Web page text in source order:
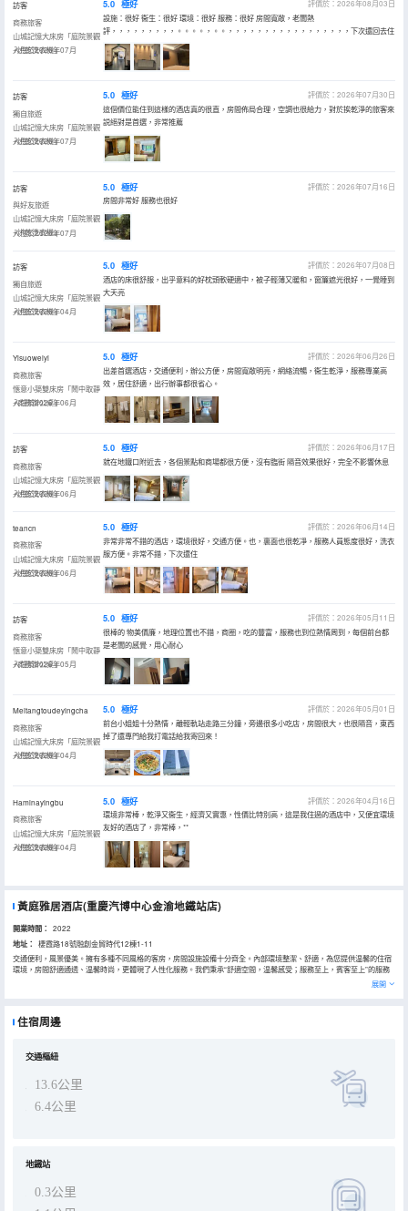
訪客
商務旅客
山城記憶大床房「庭院景觀
+烘乾洗衣機」
入住於2026年07月
5.0 極好
評價於：2026年08月03日
設施：很好 衞生：很好 環境：很好 服務：很好 房間寬敞，老闆熱
評，，，，，，，，，。。。。，。。，，，，，，，，，，，，，，，，，下次還回去住
訪客
獨自旅遊
山城記憶大床房「庭院景觀
+烘乾洗衣機」
入住於2026年07月
5.0 極好
評價於：2026年07月30日
這個價位能住到這樣的酒店真的很直，房間佈局合理，空調也很給力，對於挨乾淨的旅客來
説絕對是首選，非常推薦
訪客
與好友旅遊
山城記憶大床房「庭院景觀
+烘乾洗衣機」
入住於2026年07月
5.0 極好
評價於：2026年07月16日
房間非常好 服務也很好
訪客
獨自旅遊
山城記憶大床房「庭院景觀
+烘乾洗衣機」
入住於2026年04月
5.0 極好
評價於：2026年07月08日
酒店的床很舒服，出乎意料的好枕頭軟硬適中，被子輕薄又暖和，窗簾遮光很好，一覺睡到
大天亮
Yisuoweiyi
商務旅客
愜意小築雙床房「鬧中取靜
+商務辦公桌」
入住於2026年06月
5.0 極好
評價於：2026年06月26日
出差首選酒店，交通便利，辦公方便，房間寬敞明亮，網絡流暢，衞生乾淨，服務專業高
效，居住舒適，出行辦事都很省心。
訪客
商務旅客
山城記憶大床房「庭院景觀
+烘乾洗衣機」
入住於2026年06月
5.0 極好
評價於：2026年06月17日
就在地鐵口附近去，各個景點和商場都很方便，沒有臨街 隔音效果很好，完全不影響休息
teancn
商務旅客
山城記憶大床房「庭院景觀
+烘乾洗衣機」
入住於2026年06月
5.0 極好
評價於：2026年06月14日
非常非常不錯的酒店，環境很好，交通方便。也，裏面也很乾凈，服務人員態度很好，洗衣
服方便。非常不錯，下次還住
訪客
商務旅客
愜意小築雙床房「鬧中取靜
+商務辦公桌」
入住於2026年05月
5.0 極好
評價於：2026年05月11日
很棒的 物美價廉，地理位置也不錯，商圈，吃的豐富，服務也到位熱情周到，每個前台都
是老闆的感覺，用心耐心
Meitangtoudeyingcha
商務旅客
山城記憶大床房「庭院景觀
+烘乾洗衣機」
入住於2026年04月
5.0 極好
評價於：2026年05月01日
前台小姐姐十分熱情，離輕軌站走路三分鐘，旁邊很多小吃店，房間很大，也很隔音，東西
掉了還專門給我打電話給我寄回來！
Haminayingbu
商務旅客
山城記憶大床房「庭院景觀
+烘乾洗衣機」
入住於2026年04月
5.0 極好
評價於：2026年04月16日
環境非常棒，乾淨又衞生，經濟又實惠，性價比特別高，這是我住過的酒店中，又便宜環境
友好的酒店了，非常棒，**
黃庭雅居酒店(重慶汽博中心金渝地鐵站店)
開業時間： 2022
地址：
棲霞路18號融創金貿時代12棟1-11
交通便利，風景優美。擁有多種不同風格的客房，房間設施設備十分齊全。內部環境整潔、舒適，為您提供温馨的住宿
環境，房間舒適通透、温馨時尚，更體現了人性化服務。我們秉承“舒適空間，温馨感受；服務至上，賓客至上”的服務
展開
住宿周邊
交通樞紐
13.6公里
6.4公里
地鐵站
0.3公里